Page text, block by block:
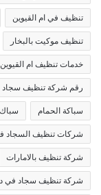
تنظيف في ام القيوين
تنظيف موكيت بالبخار
خدمات تنظيف ام القيوين
رقم شركة تنظيف سجاد
سباكة الحمام
شركات تنظيف السجاد
شركة تنظيف بالامارات
شركة تنظيف سجاد في